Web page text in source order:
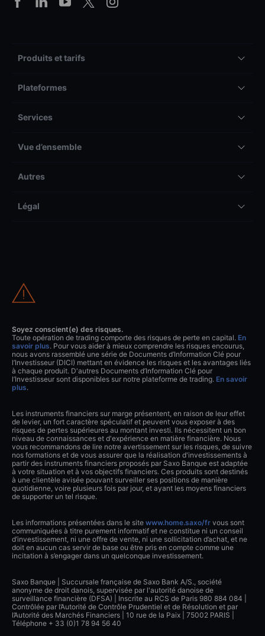
Produits et tarifs
Plateformes
Services
Vue d’ensemble
Autres
Légal
Soyez conscient(e) des risques.
Toute opération de trading comporte des risques de perte en capital. En
savoir plus. Pour vous aider à mieux comprendre les risques encourus,
nous avons rassemblé une série de Documents d’Information Clé pour
l’Investisseur (DICI) mettant en évidence les risques et les avantages liés
à chaque produit. D'autres Documents d’Information Clé pour
l’Investisseur sont disponibles sur notre plateforme de trading. En savoir
plus.
Les instruments financiers sur marge présentent, en raison de leur effet
de levier, un fort caractère spéculatif et peuvent vous exposer à des
risques de pertes supérieures au montant investi. Ils nécessitent un bon
niveau de connaissances et d'expérience en matière financière. Nous
vous recommandons de lire notre avertissement sur les risques, de suivre
nos formations et de vous assurer que la réalisation d'investissements à
partir des instruments financiers proposés par Saxo Banque est adaptée
à votre situation et à vos objectifs financiers. Ces produits sont destinés
à une clientèle avisée pouvant surveiller ses positions de manière
quotidienne, voire plusieurs fois par jour, et ayant les moyens financiers
de supporter un tel risque.
Les informations présentées dans le site www.home.saxo/fr vous sont
communiquées à titre purement informatif et ne constitue ni un conseil
d’investissement, ni une offre de vente, ni une sollicitation d’achat, et ne
doit en aucun cas servir de base ou être pris en compte comme une
incitation à s’engager dans un quelconque investissement.
Saxo Banque | Succursale française de Saxo Bank A/S., société
anonyme de droit danois, supervisée par l'autorité danoise de
surveillance financière (DFSA) | Inscrite au RCS de Paris 980 884 084 |
Contrôlée par l’Autorité de Contrôle Prudentiel et de Résolution et par
l’Autorité des Marchés Financiers | 10 rue de la Paix | 75002 PARIS |
Téléphone + 33 (0)1 78 94 56 40